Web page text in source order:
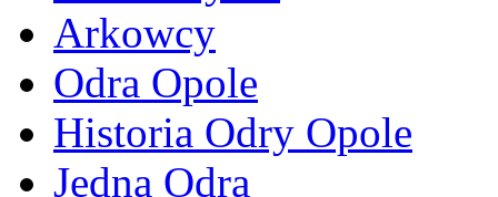
Arkowcy
Odra Opole
Historia Odry Opole
Jedna Odra